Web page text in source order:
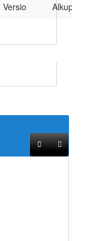
Versio
Alkuperäinen